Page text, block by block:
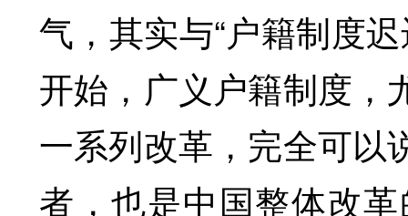
气，其实与“户籍制度
开始，广义户籍制度，
一系列改革，完全可以
者，也是中国整体改